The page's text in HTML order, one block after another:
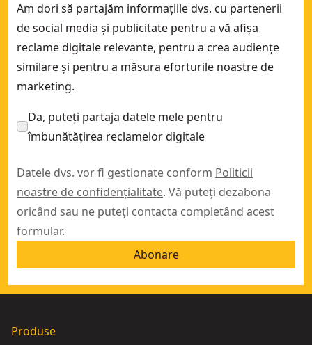
Am dori să partajăm informațiile dvs. cu partenerii
de social media și publicitate pentru a vă afișa
reclame digitale relevante, pentru a crea audiențe
similare și pentru a măsura eforturile noastre de
marketing.
Da, puteți partaja datele mele pentru
îmbunătățirea reclamelor digitale
Datele dvs. vor fi gestionate conform Politicii
noastre de confidențialitate. Vă puteți dezabona
oricând sau ne puteți contacta completând acest
formular.
Abonare
Produse